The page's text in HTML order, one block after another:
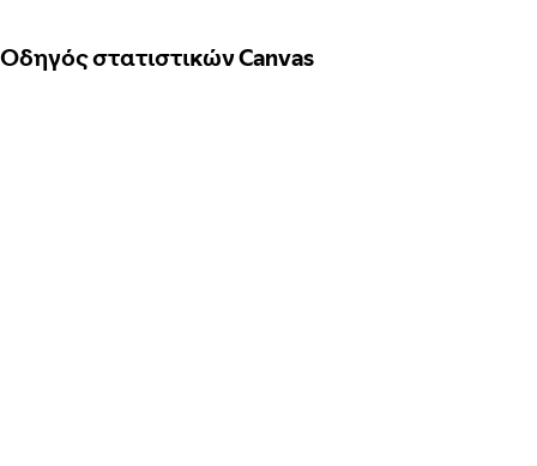
Οδηγός στατιστικών Canvas